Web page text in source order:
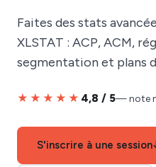
Faites des stats
XLSTAT : ACP, ACM,
segmentation et plans
★★★★★ 4,8 / 5— note
S'inscrire à une session